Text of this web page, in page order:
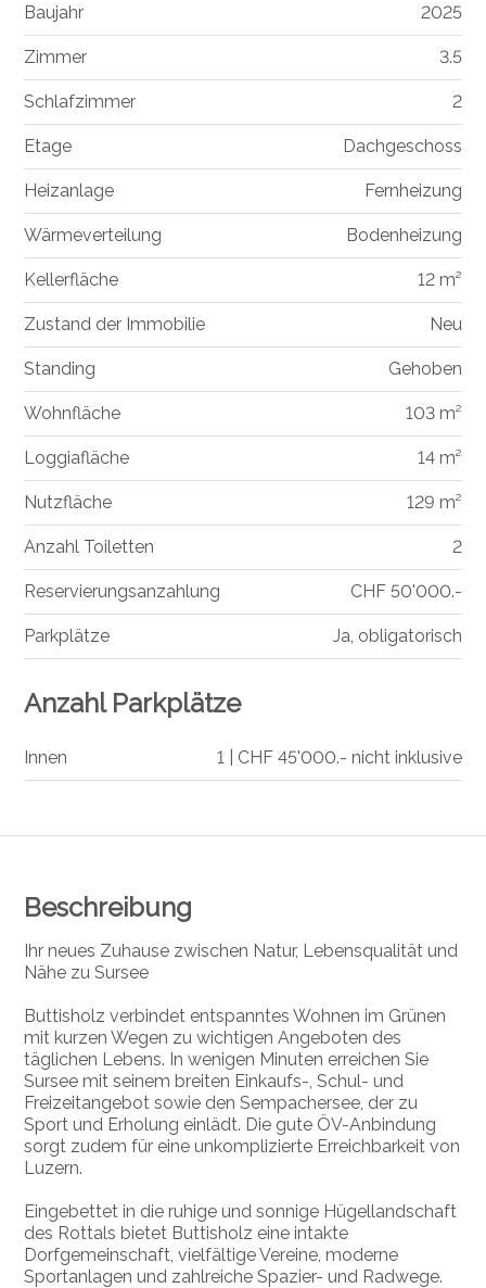
Beschreibung
Ihr neues Zuhause zwischen Natur, Lebensqualität und
Nähe zu Sursee
Buttisholz verbindet entspanntes Wohnen im Grünen
mit kurzen Wegen zu wichtigen Angeboten des
täglichen Lebens. In wenigen Minuten erreichen Sie
Sursee mit seinem breiten Einkaufs-, Schul- und
Freizeitangebot sowie den Sempachersee, der zu
Sport und Erholung einlädt. Die gute ÖV-Anbindung
sorgt zudem für eine unkomplizierte Erreichbarkeit von
Luzern.
Eingebettet in die ruhige und sonnige Hügellandschaft
des Rottals bietet Buttisholz eine intakte
Dorfgemeinschaft, vielfältige Vereine, moderne
Sportanlagen und zahlreiche Spazier- und Radwege.
Baujahr 2025
Zimmer 3.5
Schlafzimmer 2
Etage Dachgeschoss
Heizanlage Fernheizung
Wärmeverteilung Bodenheizung
Kellerfläche 12 m²
Zustand der Immobilie Neu
Standing Gehoben
Wohnfläche 103 m²
Loggiafläche 14 m²
Nutzfläche 129 m²
Anzahl Toiletten 2
Reservierungsanzahlung CHF 50'000.-
Parkplätze Ja, obligatorisch
Anzahl Parkplätze
Innen 1 | CHF 45'000.- nicht inklusive